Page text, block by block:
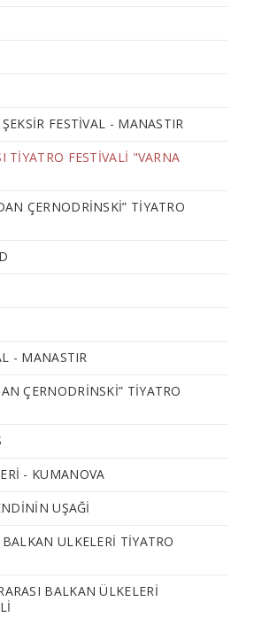
FESTİVAL - MANASTIR
TİYATRO FESTİVALİ "VARNA
ÇERNODRİNSKİ” TİYATRO
- MANASTIR
ÇERNODRINSKI” TIYATRO
- KUMANOVA
UŞAĞI
ULKELERI TIYATRO
BALKAN ÜLKELERİ